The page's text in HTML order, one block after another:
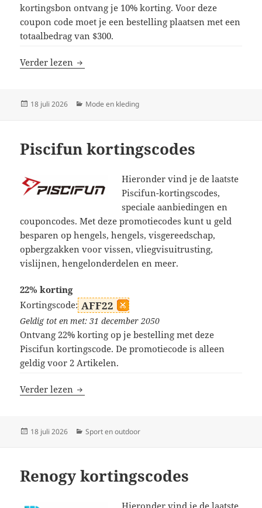
kortingsbon ontvang je 10% korting. Voor deze
coupon code moet je een bestelling plaatsen met een
totaalbedrag van $300.
Verder lezen Seymayka kortingscodes
Geplaatst
18 juli 2026 Categorieën
Mode en kleding
Piscifun kortingscodes
Hieronder vind je de laatste
Piscifun-kortingscodes,
speciale aanbiedingen en
couponcodes. Met deze promotiecodes kunt u geld
besparen op hengels, hengels, visgereedschap,
opbergzakken voor vissen, vliegvisuitrusting,
vislijnen, hengelonderdelen en meer.
22% korting
Kortingscode: AFF22
Geldig tot en met: 31 december 2050
Ontvang 22% korting op je bestelling met deze
Piscifun kortingscode. De promotiecode is alleen
geldig voor 2 Artikelen.
Verder lezen Piscifun kortingscodes
Geplaatst
18 juli 2026 Categorieën
Sport en outdoor
Renogy kortingscodes